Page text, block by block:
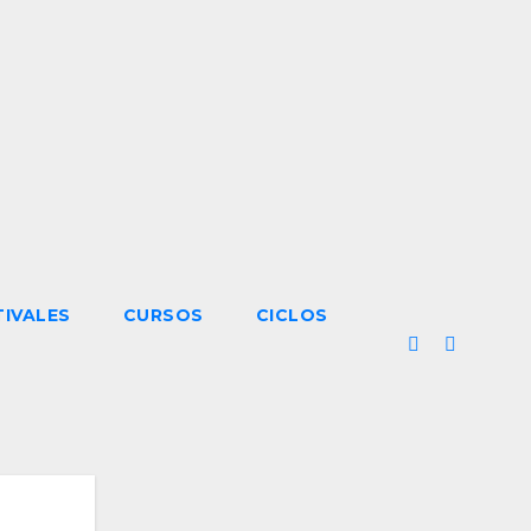
CURSOS CICLOS